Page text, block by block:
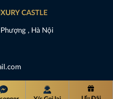
CASTLE
, Hà Nội
©Luxury Castle